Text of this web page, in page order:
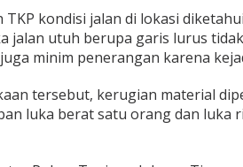
TKP kondisi jalan di lokasi
jalan utuh berupa garis lurus
minim penerangan karena
tersebut, kerugian material
luka berat satu orang dan luka